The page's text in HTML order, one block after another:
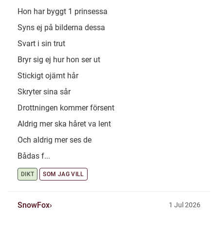
Hon har byggt 1 prinsessa
Syns ej på bilderna dessa
Svart i sin trut
Bryr sig ej hur hon ser ut
Stickigt ojämt hår
Skryter sina sår
Drottningen kommer försent
Aldrig mer ska håret va lent
Och aldrig mer ses de
Bådas f...
DIKT SOM JAG VILL
SnowFox 1 Jul 2026